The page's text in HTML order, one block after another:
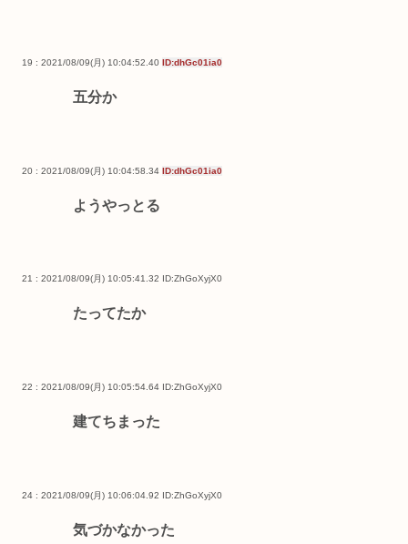
19 : 2021/08/09(月) 10:04:52.40 ID:dhGc01ia0
五分か
20 : 2021/08/09(月) 10:04:58.34 ID:dhGc01ia0
ようやっとる
21 : 2021/08/09(月) 10:05:41.32 ID:ZhGoXyjX0
たってたか
22 : 2021/08/09(月) 10:05:54.64 ID:ZhGoXyjX0
建てちまった
24 : 2021/08/09(月) 10:06:04.92 ID:ZhGoXyjX0
気づかなかった